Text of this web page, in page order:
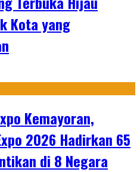
Kota yang
Kemayoran,
2026 Hadirkan 65
di 8 Negara